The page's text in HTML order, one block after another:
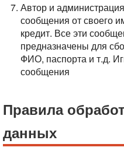
Автор и
сообщения от своего
кредит. Все эти
предназначены для
ФИО, паспорта и т.д.
сообщения
Правила
данных